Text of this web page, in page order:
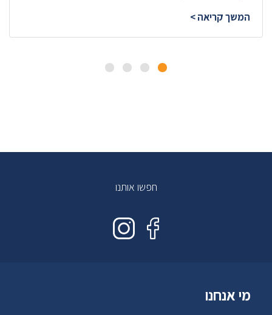
המשך קריאה >
חפשו אותנו
מי אנחנו